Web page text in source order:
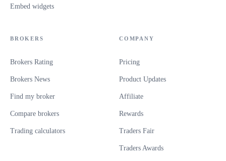
Embed widgets
BROKERS
Brokers Rating
Brokers News
Find my broker
Compare brokers
Trading calculators
COMPANY
Pricing
Product Updates
Affiliate
Rewards
Traders Fair
Traders Awards